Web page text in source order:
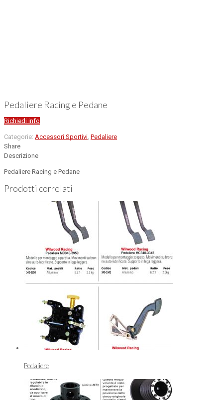
Pedaliere Racing e Pedane
Richiedi info
Categorie: Accessori Sportivi Pedaliere
Share
Descrizione
Pedaliere Racing e Pedane
Prodotti correlati
Pedaliere